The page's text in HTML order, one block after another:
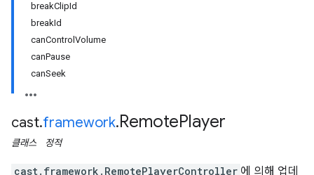
breakClipId
breakId
canControl Volume
canPause
canSeek
cast.framework.RemotePlayer
클래스 정적
cast.framework.RemotePlayerController 에 의해 업데